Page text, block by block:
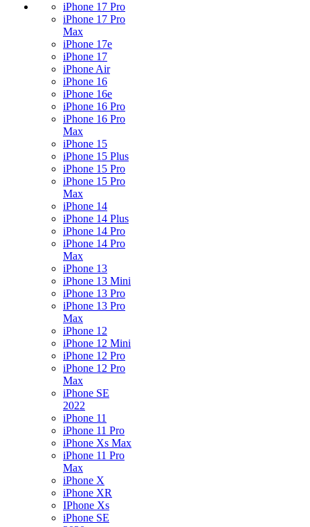
iPhone 17 Pro
iPhone 17 Pro
Max
iPhone 17e
iPhone 17
iPhone Air
iPhone 16
iPhone 16e
iPhone 16 Pro
iPhone 16 Pro
Max
iPhone 15
iPhone 15 Plus
iPhone 15 Pro
iPhone 15 Pro
Max
iPhone 14
iPhone 14 Plus
iPhone 14 Pro
iPhone 14 Pro
Max
iPhone 13
iPhone 13 Mini
iPhone 13 Pro
iPhone 13 Pro
Max
iPhone 12
iPhone 12 Mini
iPhone 12 Pro
iPhone 12 Pro
Max
iPhone SE
2022
iPhone 11
iPhone 11 Pro
iPhone Xs Max
iPhone 11 Pro
Max
iPhone X
iPhone XR
IPhone Xs
iPhone SE